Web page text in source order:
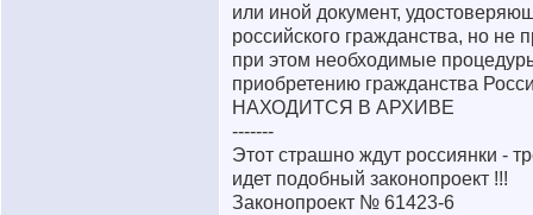
или иной документ,
российского гражданства, но
при этом необходимые
приобретению гражданства
НАХОДИТСЯ В АРХИВЕ
-------
Этот страшно ждут россиянки -
идет подобный законопроект !!!
Законопроект № 61423-6